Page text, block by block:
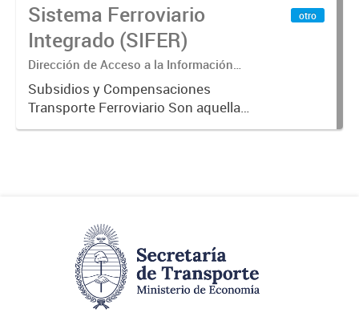
Sistema Ferroviario
Integrado (SIFER)
Dirección de Acceso a la Información
Pública y Transparencia
Subsidios y Compensaciones
Transporte Ferroviario Son aquellas
transferencias realizadas por la
otro